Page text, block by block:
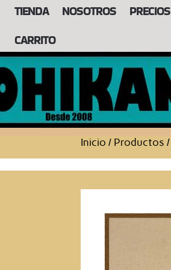
TIENDA NOSOTROS PRECIOS
CARRITO
Inicio / Productos /